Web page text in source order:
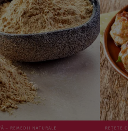
ȘTIRI